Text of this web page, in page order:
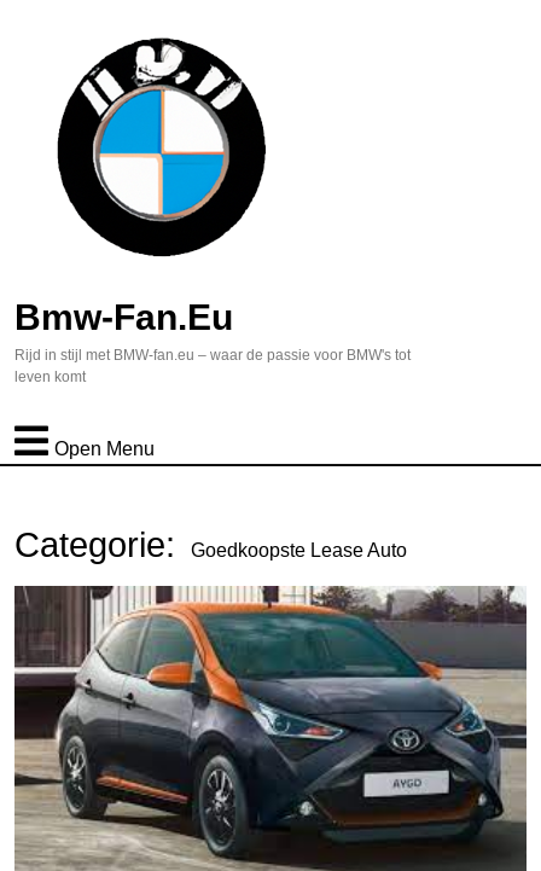
Bmw-Fan.eu
Rijd in stijl met BMW-fan.eu – waar de passie voor BMW's tot
leven komt
Open Menu
Categorie: Goedkoopste Lease Auto